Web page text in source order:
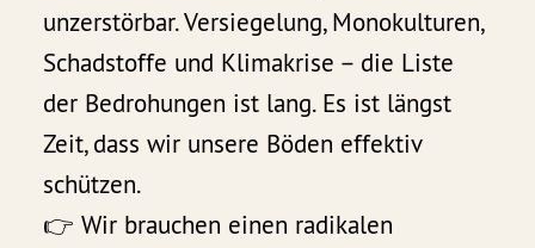
unzerstörbar. Versiegelung, Monokulturen,
Schadstoffe und Klimakrise – die Liste
der Bedrohungen ist lang. Es ist längst
Zeit, dass wir unsere Böden effektiv
schützen.
👉 Wir brauchen einen radikalen